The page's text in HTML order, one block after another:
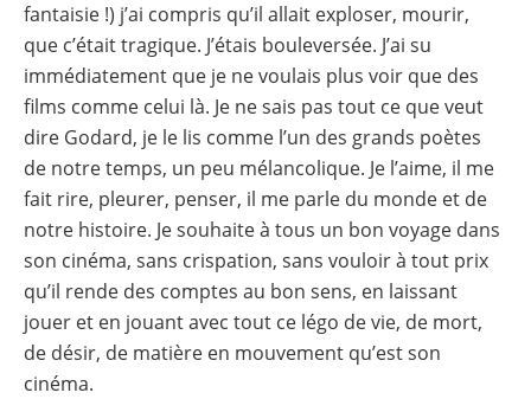
fantaisie !) j’ai compris qu’il allait exploser, mourir,
que c’était tragique. J’étais bouleversée. J’ai su
immédiatement que je ne voulais plus voir que des
films comme celui là. Je ne sais pas tout ce que veut
dire Godard, je le lis comme l’un des grands poètes
de notre temps, un peu mélancolique. Je l’aime, il me
fait rire, pleurer, penser, il me parle du monde et de
notre histoire. Je souhaite à tous un bon voyage dans
son cinéma, sans crispation, sans vouloir à tout prix
qu’il rende des comptes au bon sens, en laissant
jouer et en jouant avec tout ce légo de vie, de mort,
de désir, de matière en mouvement qu’est son
cinéma.